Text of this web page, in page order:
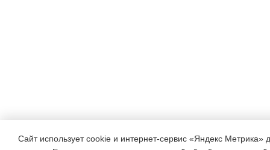
Сайт использует cookie и интернет-сервис «Яндекс Метрика»